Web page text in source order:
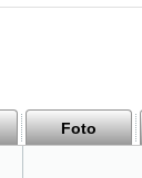
Foto